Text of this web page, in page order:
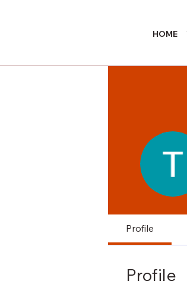
HOME
Profile
Profile